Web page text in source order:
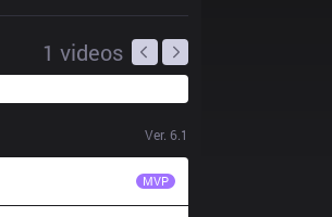
1 videos
Ver. 6.1
MVP